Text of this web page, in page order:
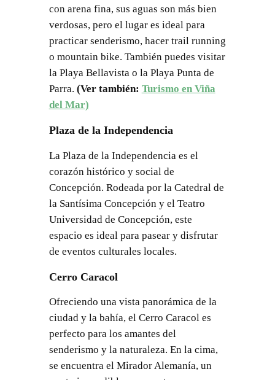
con arena fina, sus aguas son más bien
verdosas, pero el lugar es ideal para
practicar senderismo, hacer trail running
o mountain bike. También puedes visitar
la Playa Bellavista o la Playa Punta de
Parra. (Ver también: Turismo en Viña
del Mar)
Plaza de la Independencia
La Plaza de la Independencia es el
corazón histórico y social de
Concepción. Rodeada por la Catedral de
la Santísima Concepción y el Teatro
Universidad de Concepción, este
espacio es ideal para pasear y disfrutar
de eventos culturales locales.
Cerro Caracol
Ofreciendo una vista panorámica de la
ciudad y la bahía, el Cerro Caracol es
perfecto para los amantes del
senderismo y la naturaleza. En la cima,
se encuentra el Mirador Alemanía, un